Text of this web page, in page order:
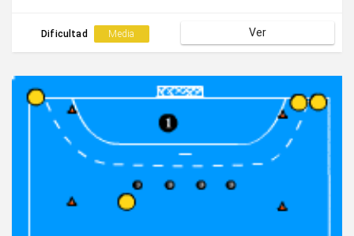
Dificultad Media Ver